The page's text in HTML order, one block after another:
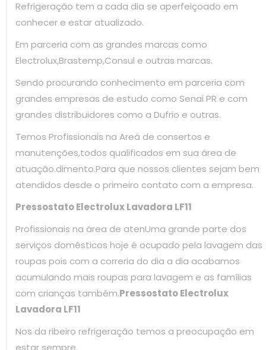
Refrigeração tem a cada dia se aperfeiçoado em
conhecer e estar atualizado.
Em parceria com as grandes marcas como
Electrolux,Brastemp,Consul e outras marcas.
Sendo procurando conhecimento em parceria com
grandes empresas de estudo como Senai PR e com
grandes distribuidores como a Dufrio e outras.
Temos Profissionais na Areá de consertos e
manutenções,todos qualificados em sua área de
atuação.dimento.Para que nossos clientes sejam bem
atendidos desde o primeiro contato com a empresa.
Pressostato Electrolux Lavadora LF11
Profissionais na área de atenUma grande parte dos
serviços domésticos hoje é ocupado pela lavagem das
roupas pois com a correria do dia a dia acabamos
acumulando mais roupas para lavagem e as famílias
com crianças também.Pressostato Electrolux
Lavadora LF11
Nos da ribeiro refrigeração temos a preocupação em
estar sempre.